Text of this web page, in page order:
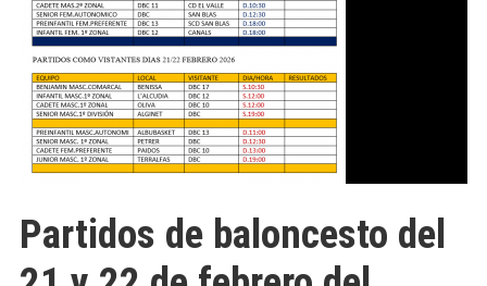
Partidos de baloncesto del